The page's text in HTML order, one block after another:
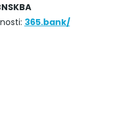
365.bank/